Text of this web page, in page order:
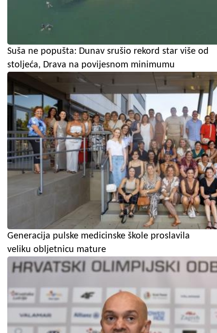
Suša ne popušta: Dunav srušio rekord star više od
stoljeća, Drava na povijesnom minimumu
Generacija pulske medicinske škole proslavila
veliku obljetnicu mature